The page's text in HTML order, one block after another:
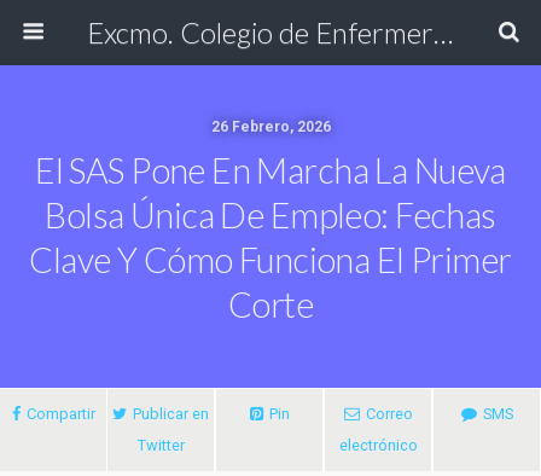
Excmo. Colegio de Enfermería de Cádiz
26 Febrero, 2026
El SAS Pone En Marcha La Nueva
Bolsa Única De Empleo: Fechas
Clave Y Cómo Funciona El Primer
Corte
Compartir
Publicar en
Twitter
Pin
Correo
electrónico
SMS